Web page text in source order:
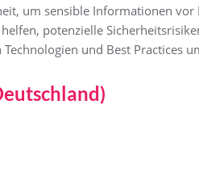
um sensible Informationen
potenzielle
und Best Practices